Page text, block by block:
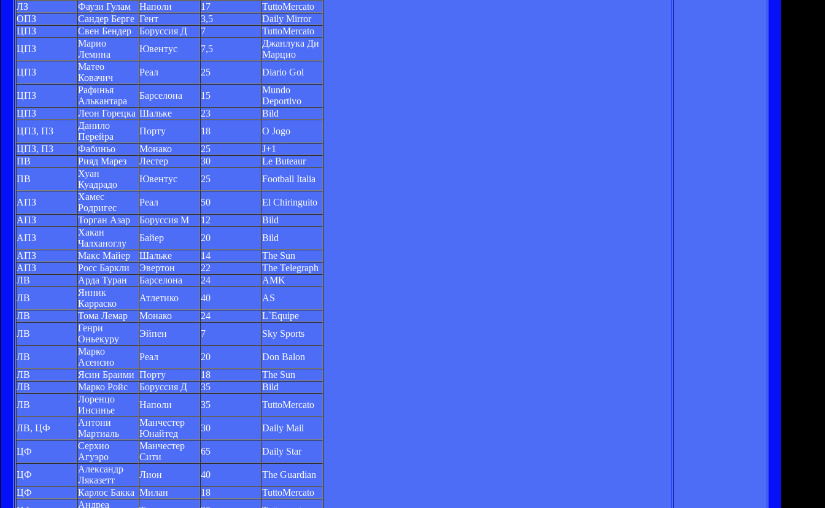
ЛЗ
Фаузи Гулам Наполи 17
TuttoMercato
ОПЗ
Сандер Берге Гент 3,5
Daily Mirror
ЦПЗ
Свен Бендер Боруссия Д 7
TuttoMercato
ЦПЗ
Марио
Лемина
Ювентус 7,5
Джанлука Ди
Марцио
ЦПЗ
Матео
Ковачич
Реал 25 Diario Gol
ЦПЗ
Рафинья
Алькантара
Барселона 15
Mundo
Deportivo
ЦПЗ
Леон Горецка Шальке 23
Bild
ЦПЗ, ПЗ
Данило
Перейра
Порту 18
O Jogo
ЦПЗ, ПЗ
Фабиньо Монако 25
J+1
ПВ
Рияд Марез Лестер 30
Le Buteaur
ПВ
Хуан
Куадрадо
Ювентус 25 Football Italia
АПЗ
Хамес
Родригес
Реал 50
El Chiringuito
АПЗ
Торган Азар Боруссия М 12
Bild
АПЗ
Хакан
Чалханоглу
Байер 20
Bild
АПЗ
Макс Майер Шальке 14
The Sun
АПЗ
Росс Баркли Эвертон 22
The Telegraph
ЛВ
Арда Туран Барселона 24
AMK
ЛВ
Янник
Карраско
Атлетико 40
AS
ЛВ
Тома Лемар Монако 24
L`Equipe
ЛВ
Генри
Оньекуру
Эйпен 7 Sky Sports
ЛВ
Марко
Асенсио
Реал 20
Don Balon
ЛВ
Ясин Браими Порту 18
The Sun
ЛВ
Марко Ройс Боруссия Д 35
Bild
ЛВ
Лоренцо
Инсинье
Наполи 35 TuttoMercato
ЛВ, ЦФ
Антони
Мартиаль
Манчестер
Юнайтед
30 Daily Mail
ЦФ
Серхио
Агуэро
Манчестер
Сити
65 Daily Star
ЦФ
Александр
Ляказетт
Лион 40
The Guardian
ЦФ
Карлос Бакка Милан 18
TuttoMercato
Андреа